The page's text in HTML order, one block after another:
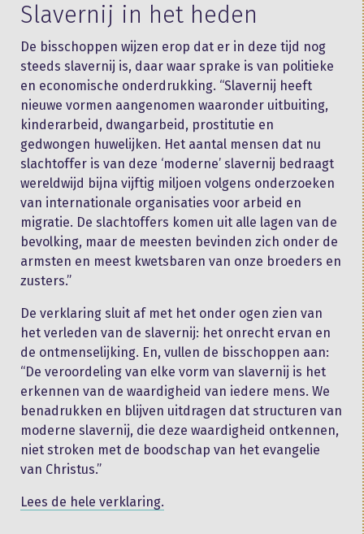
Slavernij in het heden
De bisschoppen wijzen erop dat er in deze tijd nog
steeds slavernij is, daar waar sprake is van politieke
en economische onderdrukking. “Slavernij heeft
nieuwe vormen aangenomen waaronder uitbuiting,
kinderarbeid, dwangarbeid, prostitutie en
gedwongen huwelijken. Het aantal mensen dat nu
slachtoffer is van deze ‘moderne’ slavernij bedraagt
wereldwijd bijna vijftig miljoen volgens onderzoeken
van internationale organisaties voor arbeid en
migratie. De slachtoffers komen uit alle lagen van de
bevolking, maar de meesten bevinden zich onder de
armsten en meest kwetsbaren van onze broeders en
zusters.”
De verklaring sluit af met het onder ogen zien van
het verleden van de slavernij: het onrecht ervan en
de ontmenselijking. En, vullen de bisschoppen aan:
“De veroordeling van elke vorm van slavernij is het
erkennen van de waardigheid van iedere mens. We
benadrukken en blijven uitdragen dat structuren van
moderne slavernij, die deze waardigheid ontkennen,
niet stroken met de boodschap van het evangelie
van Christus.”
Lees de hele verklaring.